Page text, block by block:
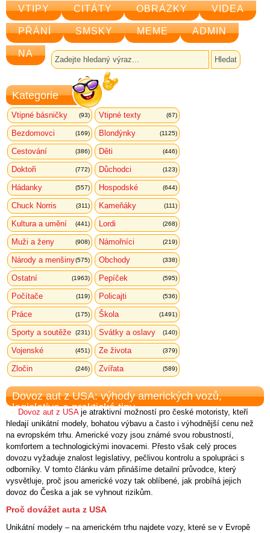
VTIPY CITÁTY OBRÁZKY VIDEA
PŘÁNÍ SMSKY MEME ADMIN
NA
Kategorie
Vtipné básničky (93) Vtipné texty (67)
Bezdomovci (169) Blondýnky (1125)
Cestování (386) Děti (446)
Doktoři (772) Důchodci (123)
Hádanky (557) Hospodské (644)
Chuck Norris (311) Kameňáky (111)
Kultura a umění (441) Lordi (268)
Muži a ženy (908) Námořníci (219)
Národy a menšiny(575) Obchody (338)
Ostatní (1963) Pepíček (595)
Počítače (119) Policajti (536)
Práce (175) Škola (1491)
Sporty a soutěže (231) Svátky a oslavy (140)
Vojenské (451) Ze života (379)
Zločin (246) Zvířata (589)
Dovoz aut z USA: výhody amerických vozů,
legislativa a praktické tipy
Dovoz aut z USAje atraktivní možností pro české motoristy, kteří
hledají unikátní modely, bohatou výbavu a často i výhodnější cenu než
na evropském trhu. Americké vozy jsou známé svou robustností,
komfortem a technologickými inovacemi. Přesto však celý proces
dovozu vyžaduje znalost legislativy, pečlivou kontrolu a spolupráci s
odborníky. V tomto článku vám přinášíme detailní průvodce, který
vysvětluje, proč jsou americké vozy tak oblíbené, jak probíhá jejich
dovoz do Česka a jak se vyhnout rizikům.
Proč dovážet auta z USA
Unikátní modely – na americkém trhu najdete vozy, které se v Evropě